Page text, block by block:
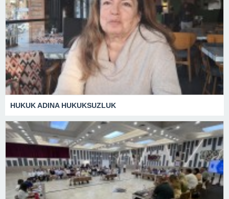
HUKUK ADINA HUKUKSUZLUK